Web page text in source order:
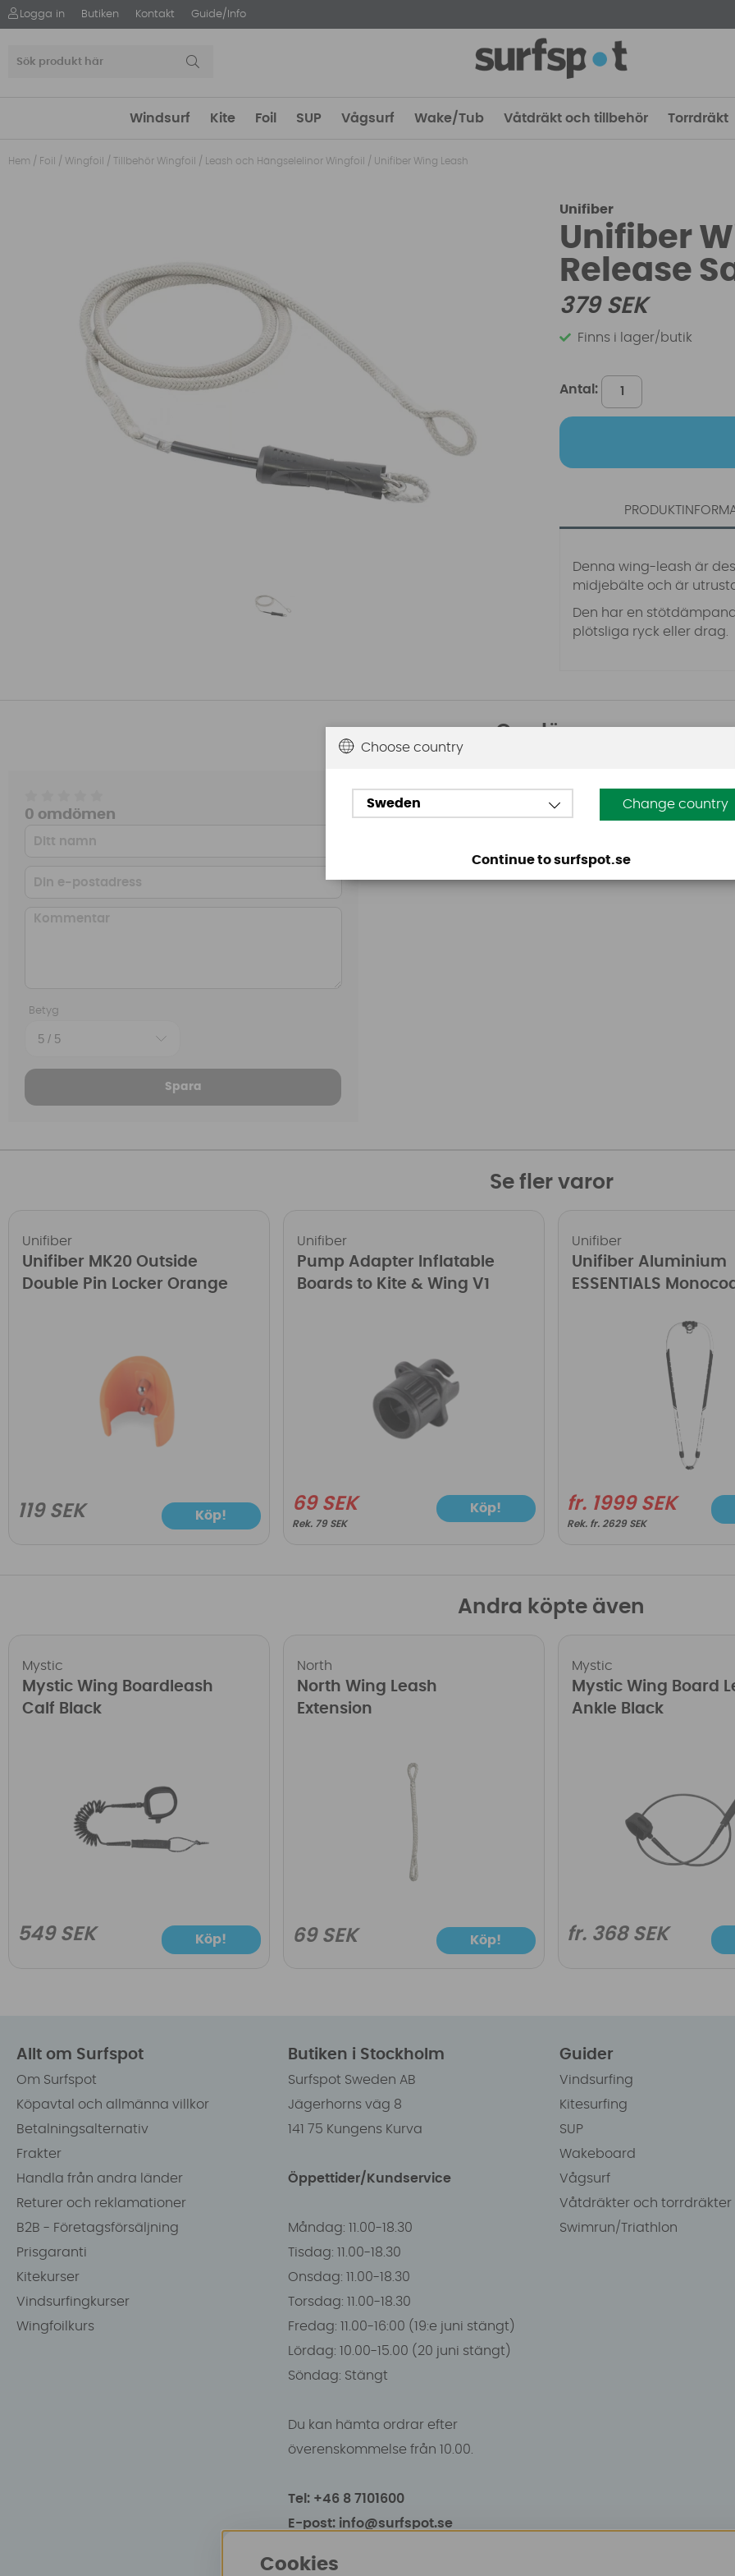
Logga in Butiken Kontakt Guide/Info
Windsurf Kite Foil SUP Vågsurf Wake/Tub Våtdräkt och tillbehör Torrdräkt
Hem / Foil / Wingfoil / Tillbehör Wingfoil / Leash och Hängselelinor Wingfoil / Unifiber Wing Leash
Unifiber
Unifiber
Release
379SEK
Finns i lager/butik
Antal:
Denna wing-leash är
midjebälte och är
Den har en
plötsliga ryck eller drag.
Omdömen
0 omdömen
Betyg
Spara
Den här produkten har inga recensioner. Du måste
Se fler varor
Unifiber
Unifiber MK20 Outside
Double Pin Locker Orange
119 SEK Köp!
Unifiber
Pump Adapter Inflatable
Boards to Kite & Wing V1
69 SEK
79 SEK
Köp!
Unifiber
Unifiber Aluminium
ESSENTIALS
fr. 1999 SEK
fr. 2629 SEK
Andra köpte även
Mystic
Mystic Wing Boardleash
Calf Black
549 SEK Köp!
North
North Wing Leash
Extension
69 SEK Köp!
Mystic
Mystic Wing Board
Ankle Black
fr. 368 SEK
Allt om Surfspot
Om Surfspot
Köpavtal och allmänna villkor
Betalningsalternativ
Frakter
Handla från andra länder
Returer och reklamationer
B2B - Företagsförsäljning
Prisgaranti
Kitekurser
Vindsurfingkurser
Wingfoilkurs
Butiken i Stockholm
Surfspot Sweden AB
Jägerhorns väg 8
141 75 Kungens Kurva
Öppettider/Kundservice
Måndag: 11.00-18.30
Tisdag: 11.00-18.30
Onsdag: 11.00-18.30
Torsdag: 11.00-18.30
Fredag: 11.00-16:00 (19:e juni stängt)
Lördag: 10.00-15.00 (20 juni stängt)
Söndag: Stängt
Du kan hämta ordrar efter
överenskommelse från 10.00.
Tel: +46 8 7101600
E-post: info@surfspot.se
Guider
Vindsurfing
Kitesurfing
SUP
Wakeboard
Vågsurf
Våtdräkter och torrdräkter
Swimrun/Triathlon
Choose country
Sweden Change country
Continue to surfspot.se
Cookies